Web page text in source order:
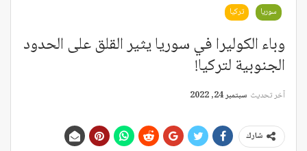
سوريا تركيا
وباء الكوليرا في سوريا يثير القلق على الحدود
الجنوبية لتركيا!
آخر تحديث سبتمبر 24, 2022
شارك